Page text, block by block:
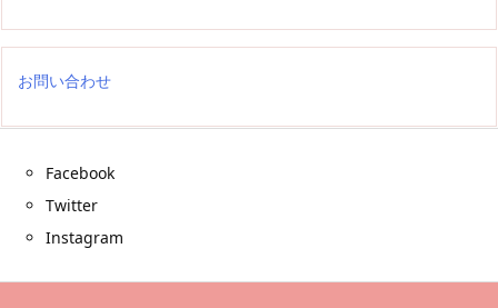
お問い合わせ
Facebook
Twitter
Instagram